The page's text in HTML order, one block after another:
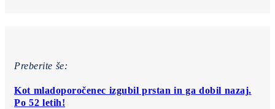
Preberite še:
Kot mladoporočenec izgubil prstan in ga dobil nazaj.
Po 52 letih!